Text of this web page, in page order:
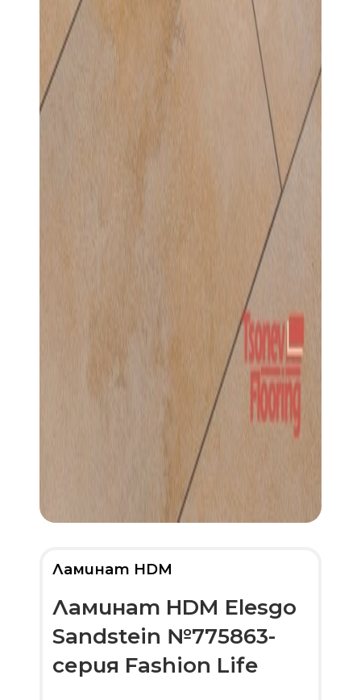
Ламинат HDM
Ламинат HDM Elesgo
Sandstein №775863-
серия Fashion Life